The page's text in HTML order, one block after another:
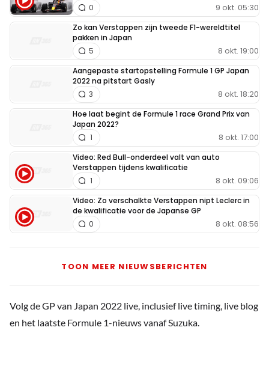
9 okt. 05:30
0
Zo kan Verstappen zijn tweede F1-wereldtitel
pakken in Japan
8 okt. 19:00
5
Aangepaste startopstelling Formule 1 GP Japan
2022 na pitstart Gasly
8 okt. 18:20
3
Hoe laat begint de Formule 1 race Grand Prix van
Japan 2022?
8 okt. 17:00
1
Video: Red Bull-onderdeel valt van auto
Verstappen tijdens kwalificatie
8 okt. 09:06
1
Video: Zo verschalkte Verstappen nipt Leclerc in
de kwalificatie voor de Japanse GP
8 okt. 08:56
0
TOON MEER NIEUWSBERICHTEN
Volg de GP van Japan 2022 live, inclusief live timing, live blog
en het laatste Formule 1-nieuws vanaf Suzuka.